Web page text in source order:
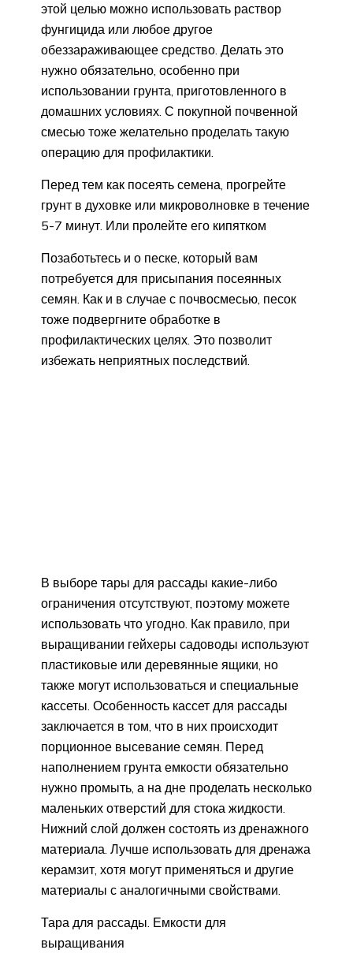
этой целью можно использовать раствор
фунгицида или любое другое
обеззараживающее средство. Делать это
нужно обязательно, особенно при
использовании грунта, приготовленного в
домашних условиях. С покупной почвенной
смесью тоже желательно проделать такую
операцию для профилактики.
Перед тем как посеять семена, прогрейте
грунт в духовке или микроволновке в течение
5-7 минут. Или пролейте его кипятком
Позаботьтесь и о песке, который вам
потребуется для присыпания посеянных
семян. Как и в случае с почвосмесью, песок
тоже подвергните обработке в
профилактических целях. Это позволит
избежать неприятных последствий.
В выборе тары для рассады какие-либо
ограничения отсутствуют, поэтому можете
использовать что угодно. Как правило, при
выращивании гейхеры садоводы используют
пластиковые или деревянные ящики, но
также могут использоваться и специальные
кассеты. Особенность кассет для рассады
заключается в том, что в них происходит
порционное высевание семян. Перед
наполнением грунта емкости обязательно
нужно промыть, а на дне проделать несколько
маленьких отверстий для стока жидкости.
Нижний слой должен состоять из дренажного
материала. Лучше использовать для дренажа
керамзит, хотя могут применяться и другие
материалы с аналогичными свойствами.
Тара для рассады. Емкости для
выращивания